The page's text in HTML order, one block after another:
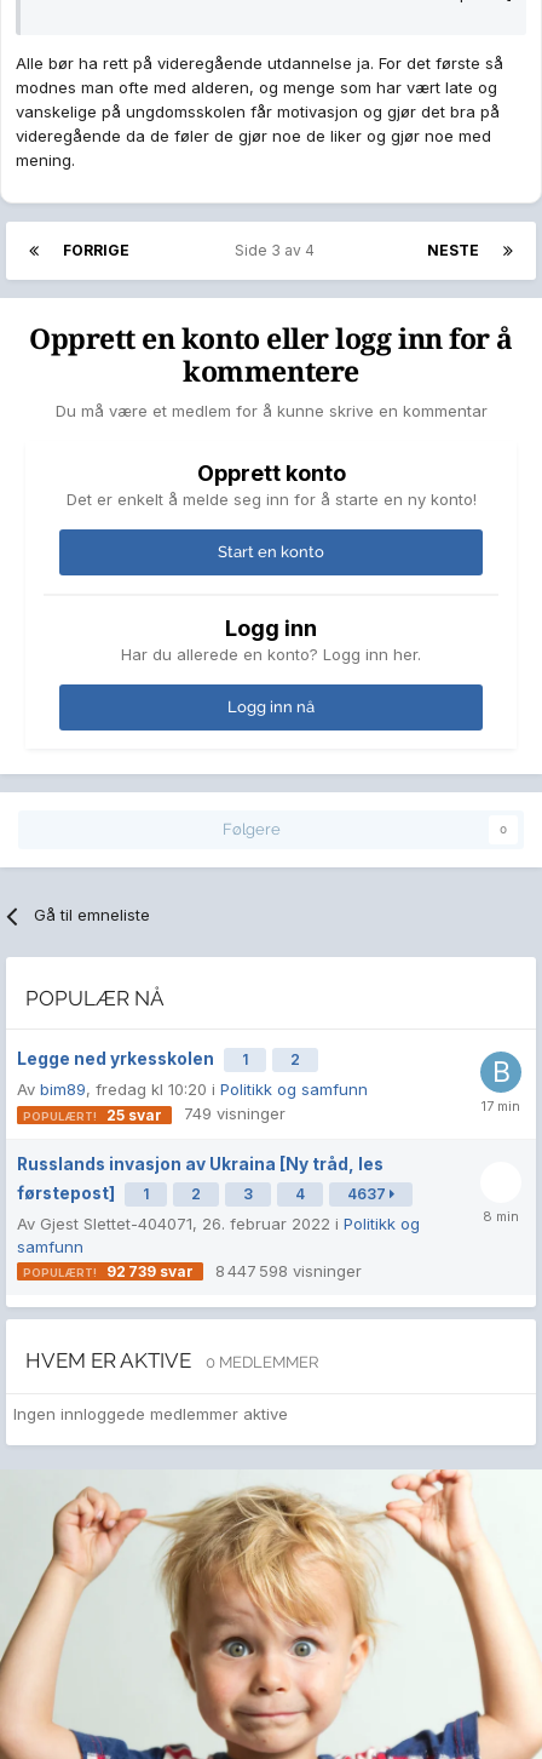
Alle bør ha rett på videregående utdannelse ja. For det første så
modnes man ofte med alderen, og menge som har vært late og
vanskelige på ungdomsskolen får motivasjon og gjør det bra på
videregående da de føler de gjør noe de liker og gjør noe med
mening.
FORRIGE NESTE
Side 3 av 4
Opprett en konto eller logg inn for å
kommentere
Du må være et medlem for å kunne skrive en kommentar
Opprett konto
Det er enkelt å melde seg inn for å starte en ny konto!
Start en konto
Logg inn
Har du allerede en konto? Logg inn her.
Logg inn nå
Følgere 0
Gå til emneliste
POPULÆR NÅ
Legge ned yrkesskolen 1 2
Av bim89, fredag kl 10:20 i Politikk og samfunn
25 svar 749 visninger
Russlands invasjon av Ukraina [Ny tråd, les
førstepost]
1 2 3 4 4637
Av Gjest Slettet-404071, 26. februar 2022 i Politikk og
samfunn
92 739 svar 8 447 598 visninger
HVEM ER AKTIVE 0 MEDLEMMER
Ingen innloggede medlemmer aktive